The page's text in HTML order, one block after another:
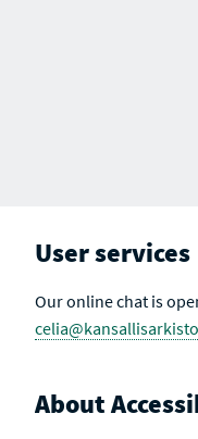
User services
Our online chat is
About